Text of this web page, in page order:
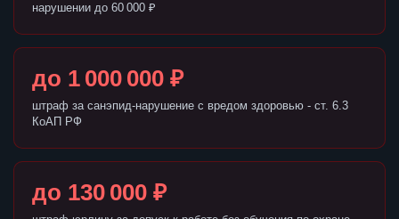
нарушении до 60 000 ₽
до 1 000 000 ₽
штраф за санэпид-нарушение с вредом здоровью - ст. 6.3
КоАП РФ
до 130 000 ₽